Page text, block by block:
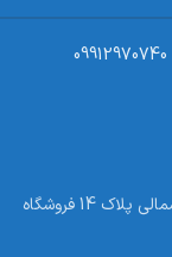
09912970740
دفتر تهران – خیابان طالقانی خیابان بهار شمالی پلاک 14 فروشگاه